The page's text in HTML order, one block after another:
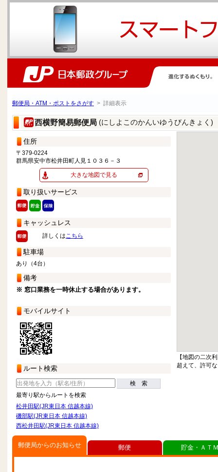
郵便局・ATM・ポストをさがす > 詳細表示
西横野簡易郵便局 (にしよこのかんいゆうびんきょく)
住所
〒379-0224
群馬県安中市松井田町人見１０３６－３
大きな地図で見る
取り扱いサービス
キャッシュレス
詳しくはこちら
駐車場
あり（4台）
備考
※ 窓口業務を一時休止する場合があります。
モバイルサイト
ルート検索
検 索
最寄り駅からルートを検索
松井田駅(JR東日本 信越本線)
磯部駅(JR東日本 信越本線)
西松井田駅(JR東日本 信越本線)
【地図の二次
超えて、許可
郵便局からのお知らせ 郵便 貯金・ＡＴ